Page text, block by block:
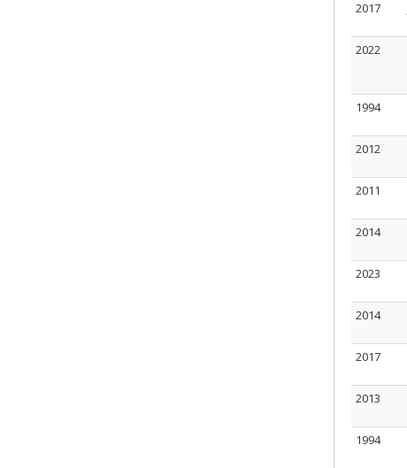
2017
2022
1994
2012
2011
2014
2023
2014
2017
2013
1994